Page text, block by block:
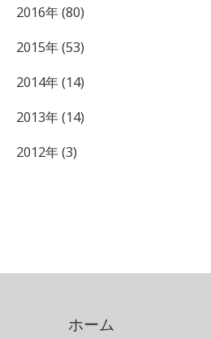
2016年 (80)
2015年 (53)
2014年 (14)
2013年 (14)
2012年 (3)
ホーム